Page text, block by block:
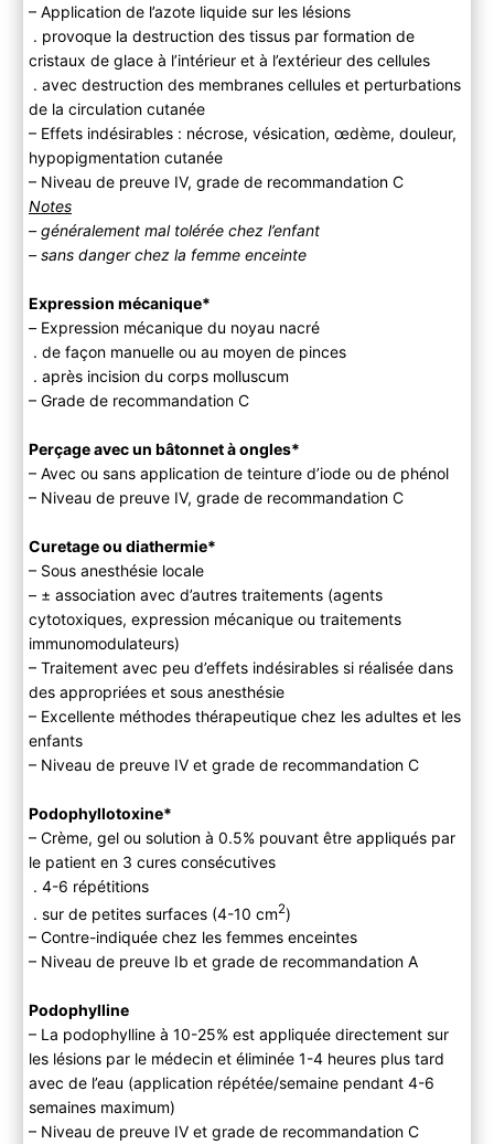
– Application de l’azote liquide sur les lésions
. provoque la destruction des tissus par formation de
cristaux de glace à l’intérieur et à l’extérieur des cellules
. avec destruction des membranes cellules et perturbations
de la circulation cutanée
– Effets indésirables : nécrose, vésication, œdème, douleur,
hypopigmentation cutanée
– Niveau de preuve IV, grade de recommandation C
Notes
– généralement mal tolérée chez l’enfant
– sans danger chez la femme enceinte
Expression mécanique*
– Expression mécanique du noyau nacré
. de façon manuelle ou au moyen de pinces
. après incision du corps molluscum
– Grade de recommandation C
Perçage avec un bâtonnet à ongles*
– Avec ou sans application de teinture d’iode ou de phénol
– Niveau de preuve IV, grade de recommandation C
Curetage ou diathermie*
– Sous anesthésie locale
– ± association avec d’autres traitements (agents
cytotoxiques, expression mécanique ou traitements
immunomodulateurs)
– Traitement avec peu d’effets indésirables si réalisée dans
des appropriées et sous anesthésie
– Excellente méthodes thérapeutique chez les adultes et les
enfants
– Niveau de preuve IV et grade de recommandation C
Podophyllotoxine*
– Crème, gel ou solution à 0.5% pouvant être appliqués par
le patient en 3 cures consécutives
. 4-6 répétitions
. sur de petites surfaces (4-10 cm2)
– Contre-indiquée chez les femmes enceintes
– Niveau de preuve Ib et grade de recommandation A
Podophylline
– La podophylline à 10-25% est appliquée directement sur
les lésions par le médecin et éliminée 1-4 heures plus tard
avec de l’eau (application répétée/semaine pendant 4-6
semaines maximum)
– Niveau de preuve IV et grade de recommandation C